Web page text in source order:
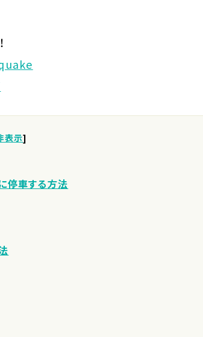
表示]
停車する方法